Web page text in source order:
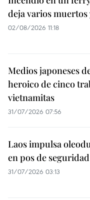
deja varios
02/08/2026 11:18
Medios japoneses
heroico de cinco
vietnamitas
31/07/2026 07:56
Laos impulsa
en pos de
31/07/2026 03:13